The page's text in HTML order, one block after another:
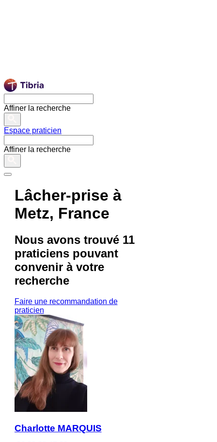
Affiner la recherche
Espace praticien
Affiner la recherche
Lâcher-prise à
Metz, France
Nous avons trouvé 11
praticienspouvant
convenir à votre
recherche
Faire une recommandation de
praticien
Charlotte MARQUIS